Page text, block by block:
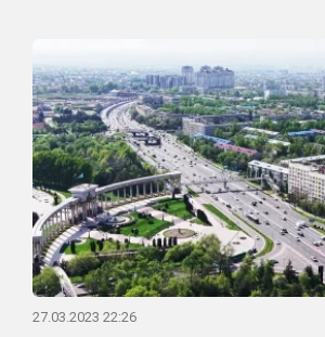
27.03.2023 22:26